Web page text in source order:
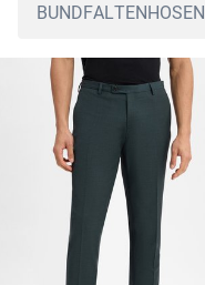
BUNDFALTENHOSEN